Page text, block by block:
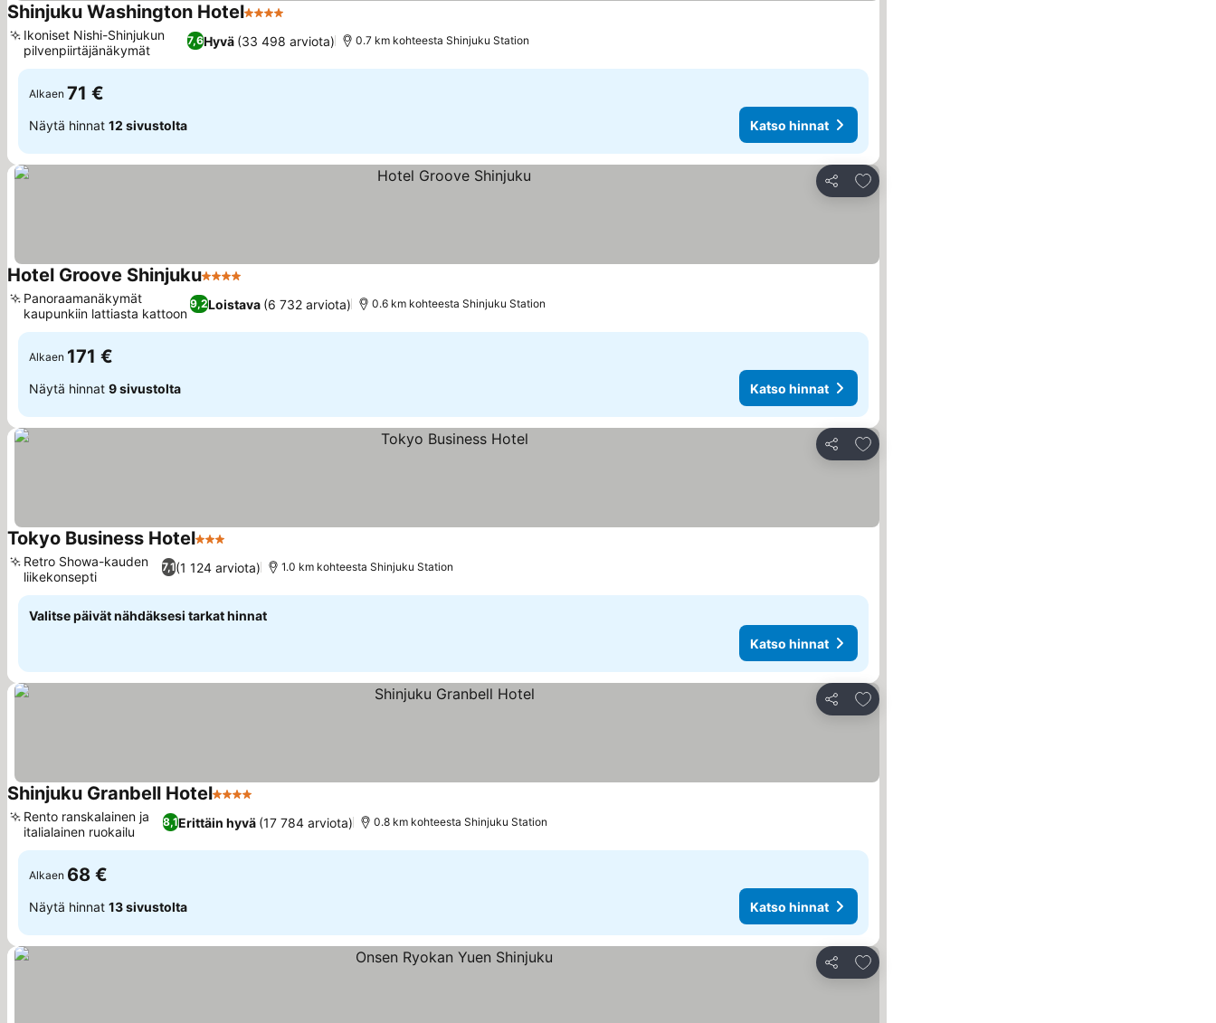
Shinjuku Washington Hotel4 Tähtiluokitus
7,6Hyvä (33 498 arviota)
Ikoniset Nishi-Shinjukun
pilvenpiirtäjänäkymät
0.7 km kohteesta Shinjuku Station
Alkaen 71 €
Näytä hinnat 12 sivustolta Katso hinnat
Jaa
Lisää suosikkeihin
Hotel Groove Shinjuku4 Tähtiluokitus
9,2Loistava (6 732 arviota)
Panoraamanäkymät
kaupunkiin lattiasta kattoon
0.6 km kohteesta Shinjuku Station
Alkaen 171 €
Näytä hinnat 9 sivustolta Katso hinnat
Jaa
Lisää suosikkeihin
Tokyo Business Hotel3 Tähtiluokitus
7,1(1 124 arviota)
Retro Showa-kauden
liikekonsepti
1.0 km kohteesta Shinjuku Station
Valitse päivät nähdäksesi tarkat hinnat
Katso hinnat
Jaa
Lisää suosikkeihin
Shinjuku Granbell Hotel4 Tähtiluokitus
8,1Erittäin hyvä (17 784 arviota)
Rento ranskalainen ja
italialainen ruokailu
0.8 km kohteesta Shinjuku Station
Alkaen 68 €
Näytä hinnat 13 sivustolta Katso hinnat
Jaa
Lisää suosikkeihin